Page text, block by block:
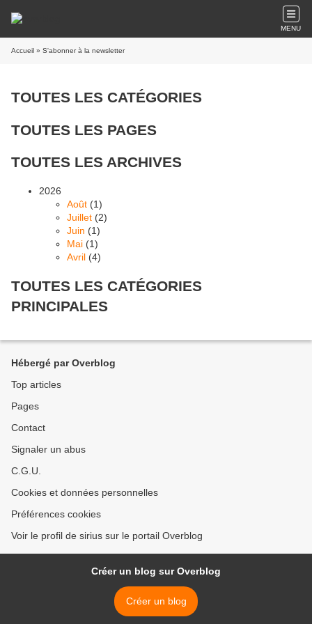
MENU
Accueil » S'abonner à la newsletter
TOUTES LES CATÉGORIES
TOUTES LES PAGES
TOUTES LES ARCHIVES
2026
Août (1)
Juillet (2)
Juin (1)
Mai (1)
Avril (4)
TOUTES LES CATÉGORIES
PRINCIPALES
Hébergé par Overblog
Top articles
Pages
Contact
Signaler un abus
C.G.U.
Cookies et données personnelles
Préférences cookies
Voir le profil de sirius sur le portail Overblog
Créer un blog sur Overblog
Créer un blog